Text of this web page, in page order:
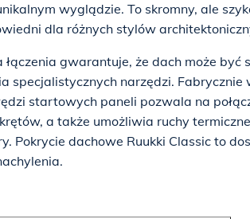
wyglądzie. To skromny, ale
dla różnych stylów
gwarantuje, że dach może być
specjalistycznych narzędzi. Fabrycznie
startowych paneli pozwala na
a także umożliwia ruchy
Pokrycie dachowe Ruukki Classic to